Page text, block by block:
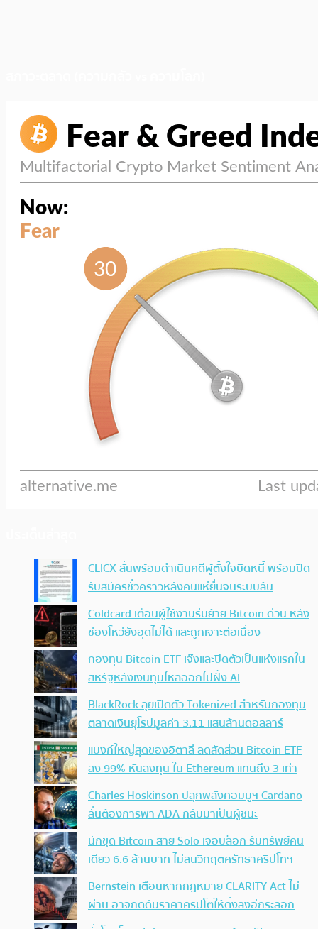
CLICX ลั่นพร้อมดำเนินคดีผู้ตั้งใจบิดหนี้ พร้อมปิด
รับสมัครชั่วคราวหลังคนแห่ยื่นจนระบบล้น
Coldcard เตือนผู้ใช้งานรีบย้าย Bitcoin ด่วน หลัง
ช่องโหว่ยังอุดไม่ได้ และถูกเจาะต่อเนื่อง
กองทุน Bitcoin ETF เจ๊งและปิดตัวเป็นแห่งแรกใน
สหรัฐหลังเงินทุนไหลออกไปฝั่ง AI
BlackRock ลุยเปิดตัว Tokenized สำหรับกองทุน
ตลาดเงินยุโรปมูลค่า 3.11 แสนล้านดอลลาร์
แบงก์ใหญ่สุดของอิตาลี ลดสัดส่วน Bitcoin ETF
ลง 99% หันลงทุน ใน Ethereum แทนถึง 3 เท่า
Charles Hoskinson ปลุกพลังคอมมูฯ Cardano
ลั่นต้องการพา ADA กลับมาเป็นผู้ชนะ
นักขุด Bitcoin สาย Solo เจอบล็อก รับทรัพย์คน
เดียว 6.6 ล้านบาท ไม่สนวิกฤตศรัทธาคริปโทฯ
Bernstein เตือนหากกฎหมาย CLARITY Act ไม่
ผ่าน อาจกดดันราคาคริปโตให้ดิ่งลงอีกระลอก